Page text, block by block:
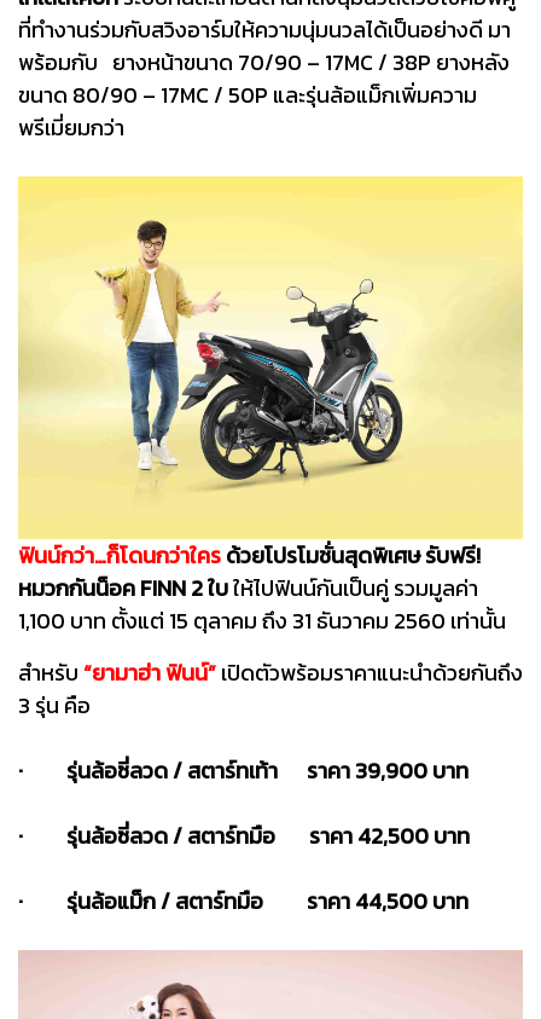
ที่ทำงานร่วมกับสวิงอาร์มให้ความนุ่มนวลได้เป็นอย่างดี มา
พร้อมกับ ยางหน้าขนาด 70/90 – 17MC / 38P ยางหลัง
ขนาด 80/90 – 17MC / 50P และรุ่นล้อแม็กเพิ่มความ
พรีเมี่ยมกว่า
ฟินน์กว่า…ก็โดนกว่าใครด้วยโปรโมชั่นสุดพิเศษ รับฟรี!
หมวกกันน็อค FINN 2 ใบให้ไปฟินน์กันเป็นคู่ รวมมูลค่า
1,100 บาท ตั้งแต่ 15 ตุลาคม ถึง 31 ธันวาคม 2560 เท่านั้น
สำหรับ“ยามาฮ่า ฟินน์”เปิดตัวพร้อมราคาแนะนำด้วยกันถึง
3 รุ่น คือ
· รุ่นล้อซี่ลวด / สตาร์ทเท้า ราคา 39,900 บาท
· รุ่นล้อซี่ลวด / สตาร์ทมือ ราคา 42,500 บาท
· รุ่นล้อแม็ก / สตาร์ทมือ ราคา 44,500 บาท